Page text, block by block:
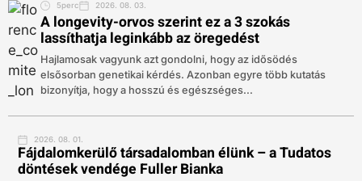
5perc 2026. 08. 03.
A longevity-orvos szerint ez a 3 szokás
lassíthatja leginkább az öregedést
Hajlamosak vagyunk azt gondolni, hogy az idősödés
elsősorban genetikai kérdés. Azonban egyre több kutatás
bizonyítja, hogy a hosszú és egészséges...
2026. 08. 01.
Fájdalomkerülő társadalomban élünk – a Tudatos
döntések vendége Fuller Bianka